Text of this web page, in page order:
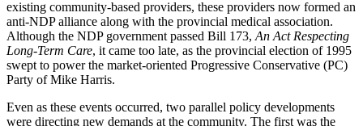
existing community-based providers, these providers now formed an
anti-NDP alliance along with the provincial medical association.
Although the NDP government passed Bill 173, An Act Respecting
Long-Term Care, it came too late, as the provincial election of 1995
swept to power the market-oriented Progressive Conservative (PC)
Party of Mike Harris.
Even as these events occurred, two parallel policy developments
were directing new demands at the community. The first was the